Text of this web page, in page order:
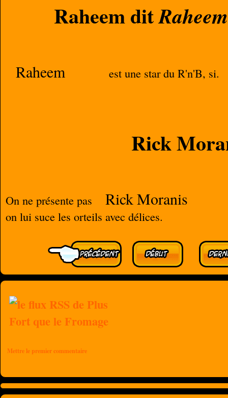
Raheem dit
Raheem est une star du R'n'B, si.
Rick
On ne présente pas Rick Moranis
on lui suce les orteils avec délices.
Mettre le premier commentaire